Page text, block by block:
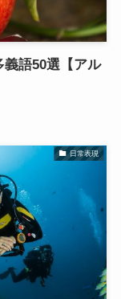
語50選【アル
日常表現